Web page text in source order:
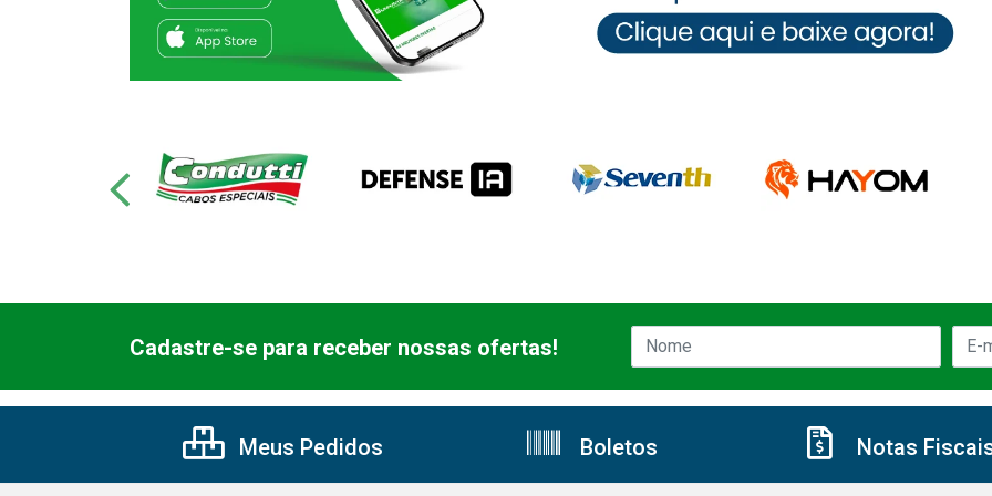
Cadastre-se para receber nossas ofertas!
Meus Pedidos Boletos Notas